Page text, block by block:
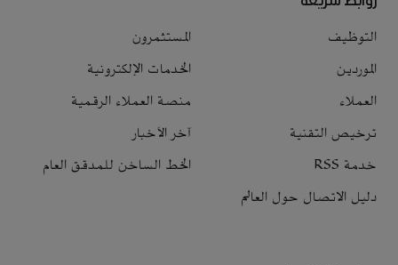
التوظيف
المستثمرون
الموردين
الخدمات الإلكترونية
العملاء
منصة العملاء الرقمية
ترخيص التقنية
آخر الأخبار
خدمة RSS
الخط الساخن للمدقق العام
دليل الاتصال حول العالم